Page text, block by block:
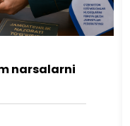
narsalarni